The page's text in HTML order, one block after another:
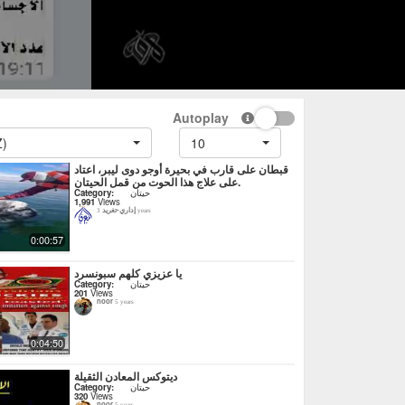
Autoplay
10
0:00:57
قبطان على قارب في بحيرة أوجو دوى ليبر، اعتاد
على علاج هذا الحوت من قمل الحيتان.
Category: حيتان
1,991Views
إداري-تغريد 3 years
0:04:50
يا عزيزي كلهم سبونسرد
Category: حيتان
201 Views
noor 5 years
ديتوكس المعادن الثقيلة
Category: حيتان
320 Views